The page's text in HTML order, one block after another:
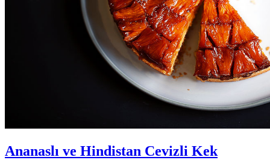
Ananaslı ve Hindistan Cevizli Kek